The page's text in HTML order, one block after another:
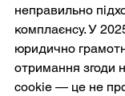
неправильно
комплаєнсу. У
юридично
отримання згоди
cookie — це не